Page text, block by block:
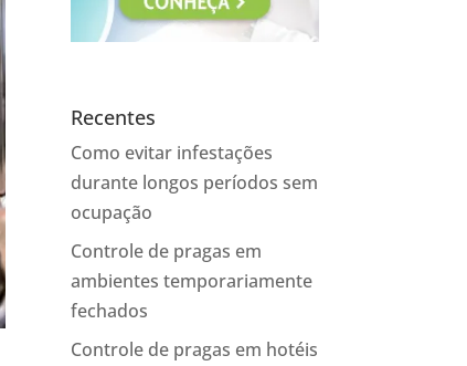
Recentes
Como evitar infestações
durante longos períodos sem
ocupação
Controle de pragas em
ambientes temporariamente
fechados
Controle de pragas em hotéis